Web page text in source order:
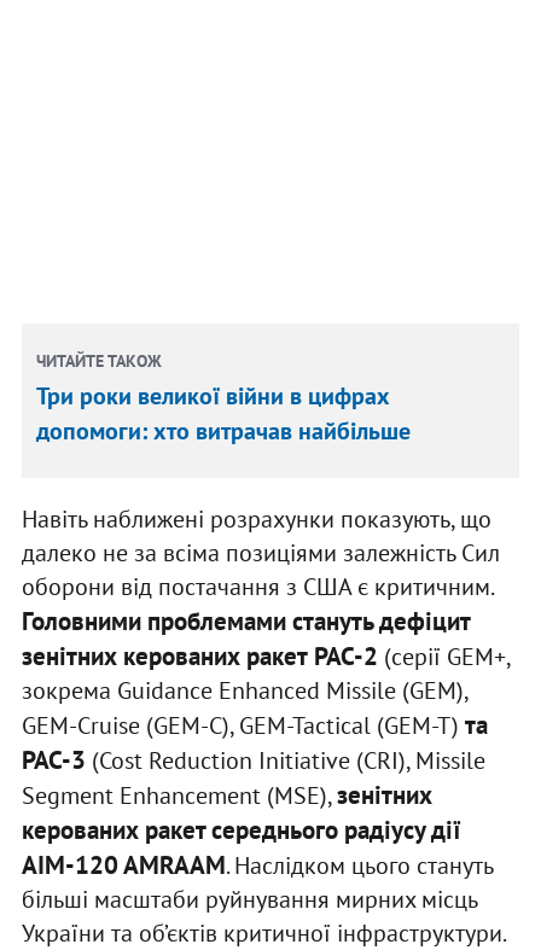
ЧИТАЙТЕ ТАКОЖ
Три роки великої війни в цифрах
допомоги: хто витрачав найбільше
Навіть наближені розрахунки показують, що
далеко не за всіма позиціями залежність Сил
оборони від постачання з США є критичним.
Головними проблемами стануть дефіцит
зенітних керованих ракет PAC-2 (серії GEM+,
зокрема Guidance Enhanced Missile (GEM),
GEM-Cruise (GEM-C), GEM-Tactical (GEM-T) та
PAC-3 (Cost Reduction Initiative (CRI), Missile
Segment Enhancement (MSE),зенітних
керованих ракет середнього радіусу дії
AIM-120 AMRAAM. Наслідком цього стануть
більші масштаби руйнування мирних місць
України та об’єктів критичної інфраструктури.